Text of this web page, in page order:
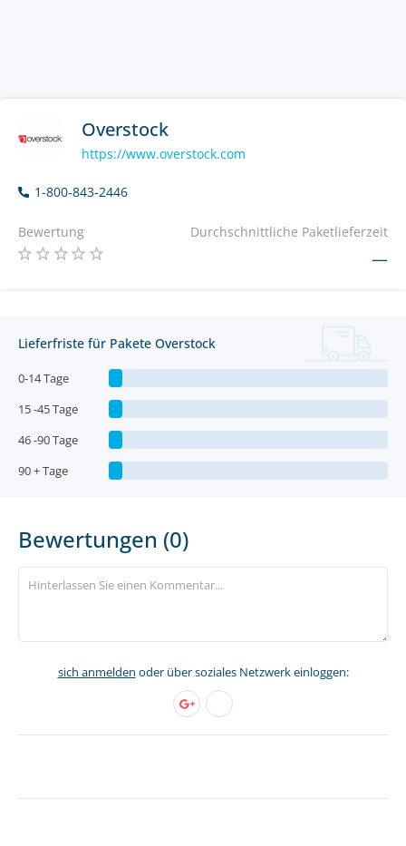
Overstock
https://www.overstock.com
1-800-843-2446
Bewertung Durchschnittliche Paketlieferzeit
—
Lieferfriste für Pakete Overstock
0-14 Tage
15 -45 Tage
46 -90 Tage
90 + Tage
Bewertungen (0)
sich anmelden oder über soziales Netzwerk einloggen: